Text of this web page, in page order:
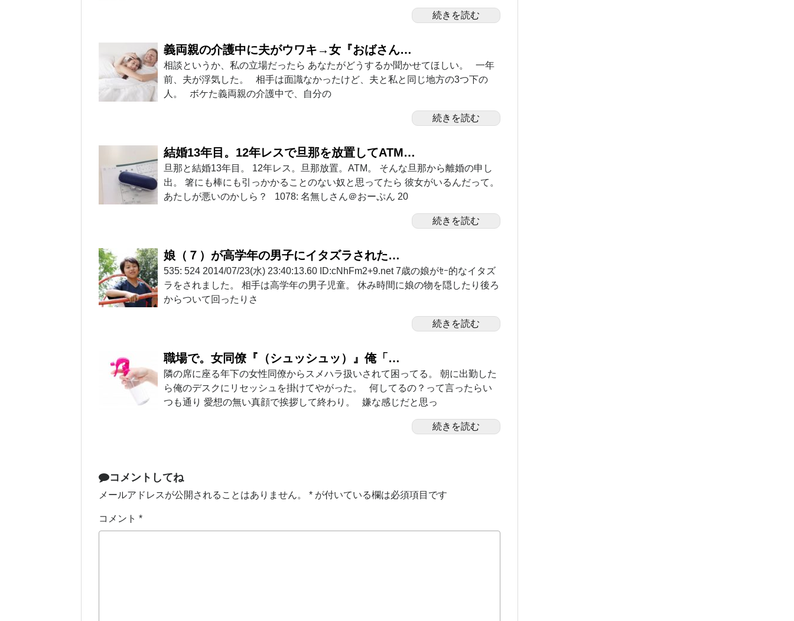
続きを読む
義両親の介護中に夫がウワキ→女『おばさん…
相談というか、私の立場だったら あなたがどうするか聞かせてほしい。 一年
前、夫が浮気した。 相手は面識なかったけど、夫と私と同じ地方の3つ下の
人。 ボケた義両親の介護中で、自分の
続きを読む
結婚13年目。12年レスで旦那を放置してATM…
旦那と結婚13年目。 12年レス。旦那放置。ATM。 そんな旦那から離婚の申し
出。 箸にも棒にも引っかかることのない奴と思ってたら 彼女がいるんだって。
あたしが悪いのかしら？ 1078: 名無しさん＠おーぷん 20
続きを読む
娘（７）が高学年の男子にイタズラされた…
535: 524 2014/07/23(水) 23:40:13.60 ID:cNhFm2+9.net 7歳の娘がｾｰ的なイタズ
ラをされました。 相手は高学年の男子児童。 休み時間に娘の物を隠したり後ろ
からついて回ったりさ
続きを読む
職場で。女同僚『（シュッシュッ）』俺「…
隣の席に座る年下の女性同僚からスメハラ扱いされて困ってる。 朝に出勤した
ら俺のデスクにリセッシュを掛けてやがった。 何してるの？って言ったらい
つも通り 愛想の無い真顔で挨拶して終わり。 嫌な感じだと思っ
続きを読む
コメントしてね
メールアドレスが公開されることはありません。 * が付いている欄は必須項目です
コメント *